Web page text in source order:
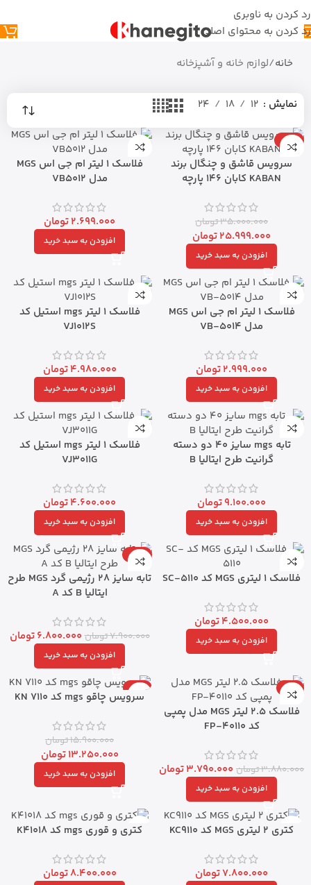
رد کردن به ناوبری
رد کردن به محتوای اصلی
خانه لوازم خانه و آشپزخانه
نمایش 12
18
24
-26%
سرویس قاشق و چنگال برند
KABAN کابان 146 پارچه
35.000.000تومان
25.999.000تومان
افزودن به سبد خرید
فلاسک 1 لیتر ام جی اس MGS
مدل VB5012
2.699.000تومان
افزودن به سبد خرید
فلاسک 1 لیتر ام جی اس MGS
مدل VB-5014
2.999.000تومان
افزودن به سبد خرید
فلاسک 1 لیتر mgs استیل کد
VJ1012S
4.980.000تومان
افزودن به سبد خرید
تابه mgs سایز 40 دو دسته
گرانیت طرح ایتالیا B
9.100.000تومان
افزودن به سبد خرید
فلاسک 1 لیتر mgs استیل کد
VJ3011G
4.600.000تومان
افزودن به سبد خرید
فلاسک 1 لیتری MGS کد SC-5110
4.500.000تومان
افزودن به سبد خرید
-14%
تابه سایز 28 رژیمی گرد MGS طرح
ایتالیا B کد A
7.900.000تومان 6.800.000تومان
افزودن به سبد خرید
-2%
فلاسک 2.5 لیتر MGS مدل پمپی
کد FP-40110
3.880.000تومان 3.790.000تومان
افزودن به سبد خرید
-17%
سرویس چاقو mgs کد KN 7110
15.900.000تومان
13.250.000تومان
افزودن به سبد خرید
کتری 2 لیتری MGS کد KC9110
7.800.000تومان
کتری و قوری mgs کد K41018
8.400.000تومان